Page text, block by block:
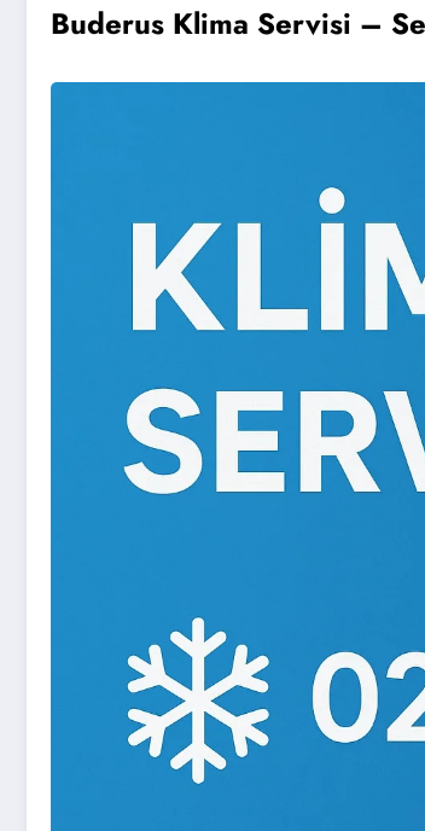
Buderus Klima Servisi –